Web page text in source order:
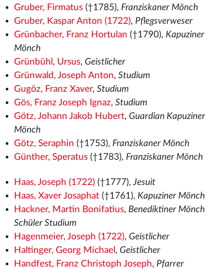
Gruber, Firmatus(†1785), Franziskaner Mönch
Gruber, Kaspar Anton (1722), Pflegsverweser
Grünbacher, Franz Hortulan (†1790), Kapuziner
Mönch
Grünbühl, Ursus, Geistlicher
Grünwald, Joseph Anton, Studium
Gugöz, Franz Xaver, Studium
Gös, Franz Joseph Ignaz, Studium
Götz, Johann Jakob Hubert, Guardian Kapuziner
Mönch
Götz, Seraphin (†1753), Franziskaner Mönch
Günther, Speratus(†1783), Franziskaner Mönch
Haas, Joseph (1722)(†1777),Jesuit
Haas, Xaver Josaphat(†1761), Kapuziner Mönch
Hackner, Martin Bonifatius, Benediktiner Mönch
Schüler Studium
Hagenmeier, Joseph (1722), Geistlicher
Haltinger, Georg Michael , Geistlicher
Handfest, Franz Christoph Joseph, Pfarrer